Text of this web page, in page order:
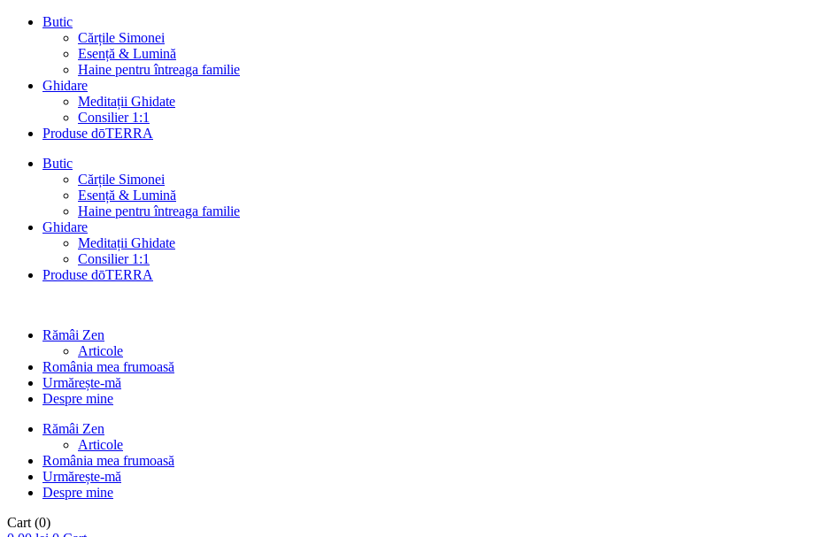
Butic
Cărțile Simonei
Esență & Lumină
Haine pentru întreaga familie
Ghidare
Meditații Ghidate
Consilier 1:1
Produse dōTERRA
Butic
Cărțile Simonei
Esență & Lumină
Haine pentru întreaga familie
Ghidare
Meditații Ghidate
Consilier 1:1
Produse dōTERRA
Rămâi Zen
Articole
România mea frumoasă
Urmărește-mă
Despre mine
Rămâi Zen
Articole
România mea frumoasă
Urmărește-mă
Despre mine
Cart (0)